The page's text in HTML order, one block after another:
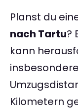
Planst du
nach Tartu?
kann
Kilometern